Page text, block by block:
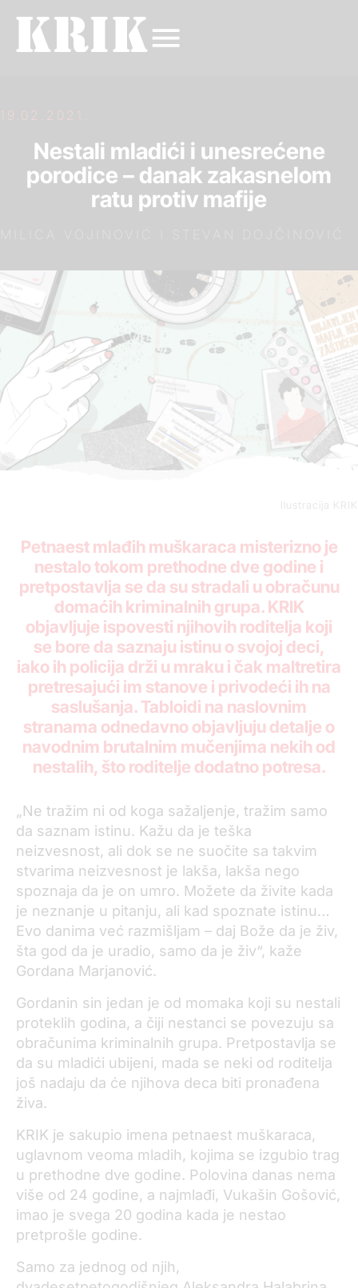
19.02.2021.
Nestali mladići i unesrećene
porodice – danak zakasnelom
ratu protiv mafije
Ilustracija KRIK
Petnaest mlađih muškaraca misterizno je
nestalo tokom prethodne dve godine i
pretpostavlja se da su stradali u obračunu
domaćih kriminalnih grupa. KRIK
objavljuje ispovesti njihovih roditelja koji
se bore da saznaju istinu o svojoj deci,
iako ih policija drži u mraku i čak maltretira
pretresajući im stanove i privodeći ih na
saslušanja. Tabloidi na naslovnim
stranama odnedavno objavljuju detalje o
navodnim brutalnim mučenjima nekih od
nestalih, što roditelje dodatno potresa.
„Ne tražim ni od koga sažaljenje, tražim samo
da saznam istinu. Kažu da je teška
neizvesnost, ali dok se ne suočite sa takvim
stvarima neizvesnost je lakša, lakša nego
spoznaja da je on umro. Možete da živite kada
je neznanje u pitanju, ali kad spoznate istinu…
Evo danima već razmišljam – daj Bože da je živ,
šta god da je uradio, samo da je živ“, kaže
Gordana Marjanović.
Gordanin sin jedan je od momaka koji su nestali
proteklih godina, a čiji nestanci se povezuju sa
obračunima kriminalnih grupa. Pretpostavlja se
da su mladići ubijeni, mada se neki od roditelja
još nadaju da će njihova deca biti pronađena
živa.
KRIK je sakupio imena petnaest muškaraca,
uglavnom veoma mladih, kojima se izgubio trag
u prethodne dve godine. Polovina danas nema
više od 24 godine, a najmlađi, Vukašin Gošović,
imao je svega 20 godina kada je nestao
pretprošle godine.
Samo za jednog od njih,